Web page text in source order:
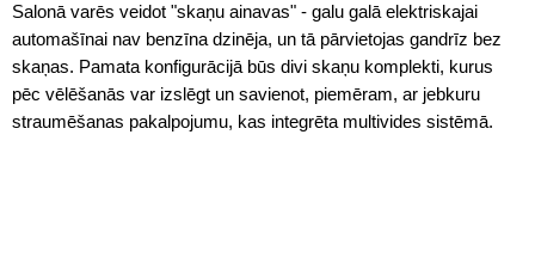
Salonā varēs veidot "skaņu ainavas" - galu galā elektriskajai
automašīnai nav benzīna dzinēja, un tā pārvietojas gandrīz bez
skaņas. Pamata konfigurācijā būs divi skaņu komplekti, kurus
pēc vēlēšanās var izslēgt un savienot, piemēram, ar jebkuru
straumēšanas pakalpojumu, kas integrēta multivides sistēmā.